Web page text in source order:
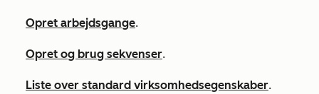
Opret arbejdsgange.
Opret og brug sekvenser.
Liste over standard virksomhedsegenskaber.